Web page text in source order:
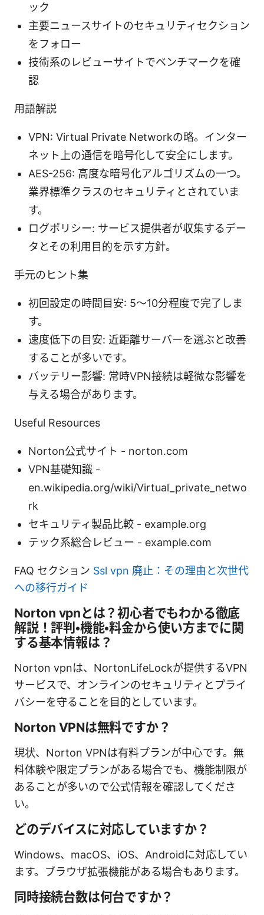
ック
主要ニュースサイトのセキュリティセクション
をフォロー
技術系のレビューサイトでベンチマークを確
認
用語解説
VPN: Virtual Private Networkの略。インター
ネット上の通信を暗号化して安全にします。
AES-256: 高度な暗号化アルゴリズムの一つ。
業界標準クラスのセキュリティとされていま
す。
ログポリシー: サービス提供者が収集するデー
タとその利用目的を示す方針。
手元のヒント集
初回設定の時間目安: 5～10分程度で完了しま
す。
速度低下の目安: 近距離サーバーを選ぶと改善
することが多いです。
バッテリー影響: 常時VPN接続は軽微な影響を
与える場合があります。
Useful Resources
Norton公式サイト - norton.com
VPN基礎知識 -
en.wikipedia.org/wiki/Virtual_private_netwo
rk
セキュリティ製品比較 - example.org
テック系総合レビュー - example.com
FAQ セクション Ssl vpn 廃止：その理由と次世代
への移行ガイド
Norton vpnとは？初心者でもわかる徹底
解説！評判・機能・料金から使い方までに関
する基本情報は？
Norton vpnは、NortonLifeLockが提供するVPN
サービスで、オンラインのセキュリティとプライ
バシーを守ることを目的としています。
Norton VPNは無料ですか？
現状、Norton VPNは有料プランが中心です。無
料体験や限定プランがある場合でも、機能制限が
あることが多いので公式情報を確認してくださ
い。
どのデバイスに対応していますか？
Windows、macOS、iOS、Androidに対応してい
ます。ブラウザ拡張機能がある場合もあります。
同時接続台数は何台ですか？